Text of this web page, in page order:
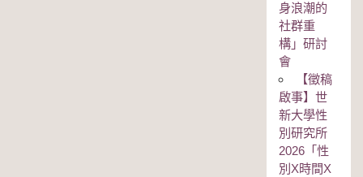
身浪潮的
社群重
構」研討
會
【徵稿
啟事】世
新大學性
別研究所
2026「性
別Χ時間Χ